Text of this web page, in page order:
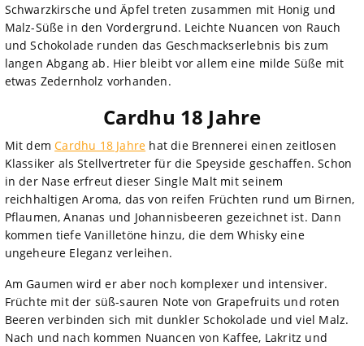
Schwarzkirsche und Äpfel treten zusammen mit Honig und
Malz-Süße in den Vordergrund. Leichte Nuancen von Rauch
und Schokolade runden das Geschmackserlebnis bis zum
langen Abgang ab. Hier bleibt vor allem eine milde Süße mit
etwas Zedernholz vorhanden.
Cardhu 18 Jahre
Mit demCardhu 18 Jahre hat die Brennerei einen zeitlosen
Klassiker als Stellvertreter für die Speyside geschaffen. Schon
in der Nase erfreut dieser Single Malt mit seinem
reichhaltigen Aroma, das von reifen Früchten rund um Birnen,
Pflaumen, Ananas und Johannisbeeren gezeichnet ist. Dann
kommen tiefe Vanilletöne hinzu, die dem Whisky eine
ungeheure Eleganz verleihen.
Am Gaumen wird er aber noch komplexer und intensiver.
Früchte mit der süß-sauren Note von Grapefruits und roten
Beeren verbinden sich mit dunkler Schokolade und viel Malz.
Nach und nach kommen Nuancen von Kaffee, Lakritz und